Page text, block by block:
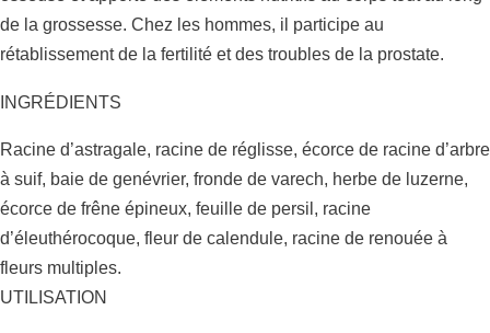
de la grossesse. Chez les hommes, il participe au
rétablissement de la fertilité et des troubles de la prostate.
INGRÉDIENTS
Racine d’astragale, racine de réglisse, écorce de racine d’arbre
à suif, baie de genévrier, fronde de varech, herbe de luzerne,
écorce de frêne épineux, feuille de persil, racine
d’éleuthérocoque, fleur de calendule, racine de renouée à
fleurs multiples.
UTILISATION